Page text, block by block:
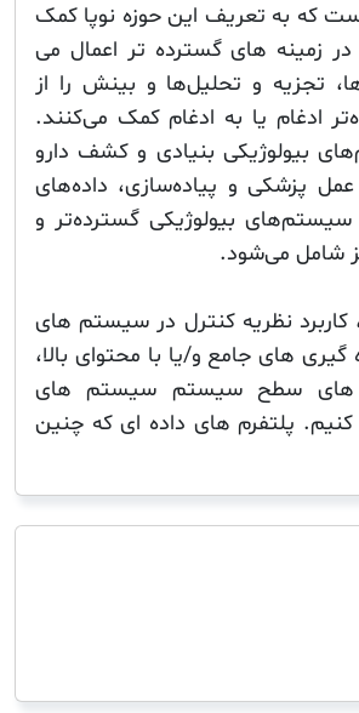
که به تعریف این حوزه نوپا کمک
زمینه های گسترده تر اعمال می
تجزیه و تحلیل‌ها و بینش را از
ادغام یا به ادغام کمک می‌کنند.
بیولوژیکی بنیادی و کشف دارو
عمل پزشکی و پیاده‌سازی، داده‌های
سیستم‌های بیولوژیکی گسترده‌تر و
شامل می‌شود.
نظریه کنترل در سیستم های
های جامع و/یا با محتوای بالا،
های سطح سیستم سیستم های
کنیم. پلتفرم های داده ای که چنین